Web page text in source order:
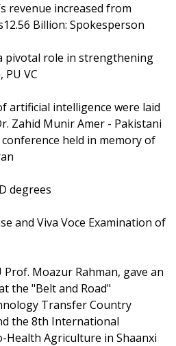
revenue increased from
Billion: Spokesperson
pivotal role in strengthening
PU VC
artificial intelligence were laid
Zahid Munir Amer - Pakistani
held in memory of
degrees
and Viva Voce Examination of
Prof. Moazur Rahman, gave an
the "Belt and Road"
Transfer Country
the 8th International
Health Agriculture in Shaanxi